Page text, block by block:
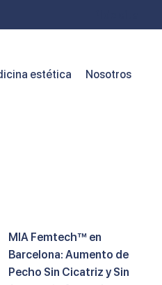
estética Nosotros
MIA Femtech™ en
Barcelona: Aumento de
Pecho Sin Cicatriz y Sin